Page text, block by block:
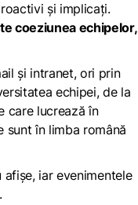
și implicați.
coeziunea echipelor,
și intranet, ori prin
echipei, de la
care lucrează în
sunt în limba română
iar evenimentele